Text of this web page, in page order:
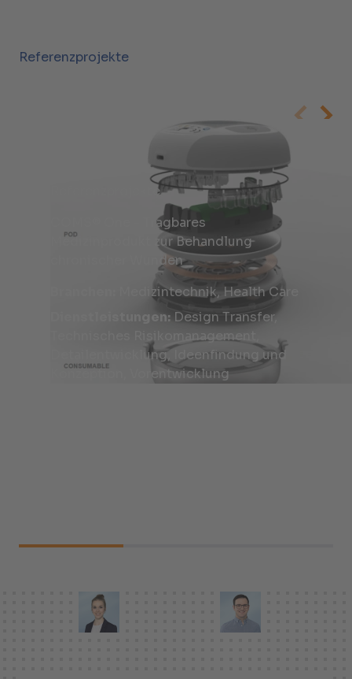
Referenzprojekte
Referenzprojekte
COMS® One - Tragbares
Medizinprodukt zur Behandlung
chronischer Wunden
Medizintechnik, Health Care
Dienstleistungen: Design Transfer,
Technisches Risikomanagement,
Detailentwicklung, Ideenfindung und
Konzeption, Vorentwicklung